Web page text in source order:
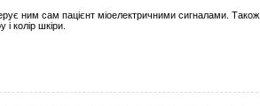
ним сам пацієнт міоелектричними сигналами. Також
колір шкіри.